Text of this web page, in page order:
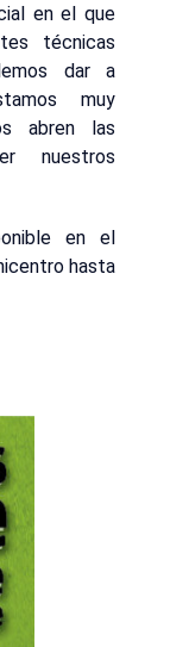
en el que
técnicas
dar a
muy
abren las
nuestros
en el
hasta